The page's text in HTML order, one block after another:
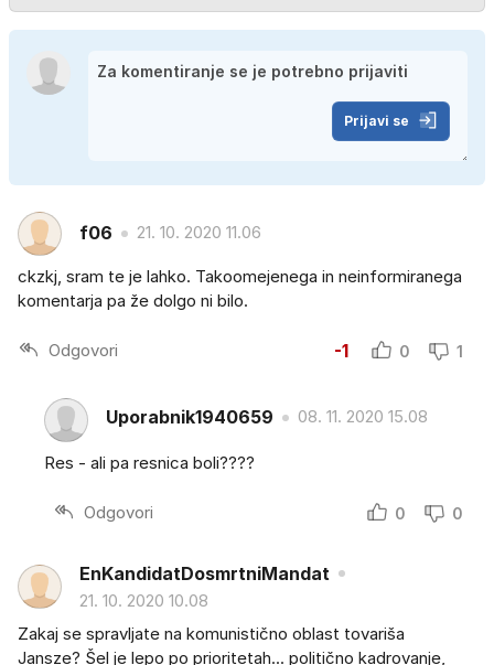
Prijavi se
f06 21. 10. 2020 11.06
ckzkj, sram te je lahko. Takoomejenega in neinformiranega
komentarja pa že dolgo ni bilo.
Odgovori -1 0 1
Uporabnik1940659 08. 11. 2020 15.08
Res - ali pa resnica boli????
Odgovori 0 0
EnKandidatDosmrtniMandat
21. 10. 2020 10.08
Zakaj se spravljate na komunistično oblast tovariša
Jansze? Šel je lepo po prioritetah... politično kadrovanje,